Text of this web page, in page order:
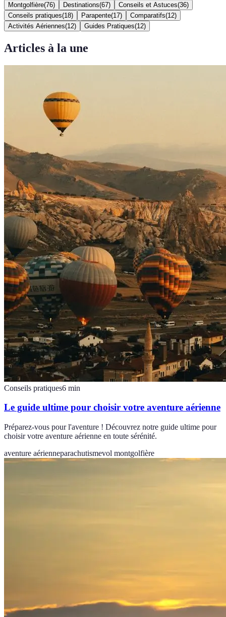
Montgolfière(76) Destinations(67) Conseils et Astuces(36)
Conseils pratiques(18) Parapente(17) Comparatifs(12)
Activités Aériennes(12) Guides Pratiques(12)
Articles à la une
Conseils pratiques6 min
Le guide ultime pour choisir votre aventure aérienne
Préparez-vous pour l'aventure ! Découvrez notre guide ultime pour
choisir votre aventure aérienne en toute sérénité.
aventure aérienneparachutismevol montgolfière